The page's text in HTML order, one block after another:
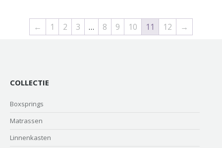
← 1 2 3 … 8 9 10 11 12 →
COLLECTIE
Boxsprings
Matrassen
Linnenkasten